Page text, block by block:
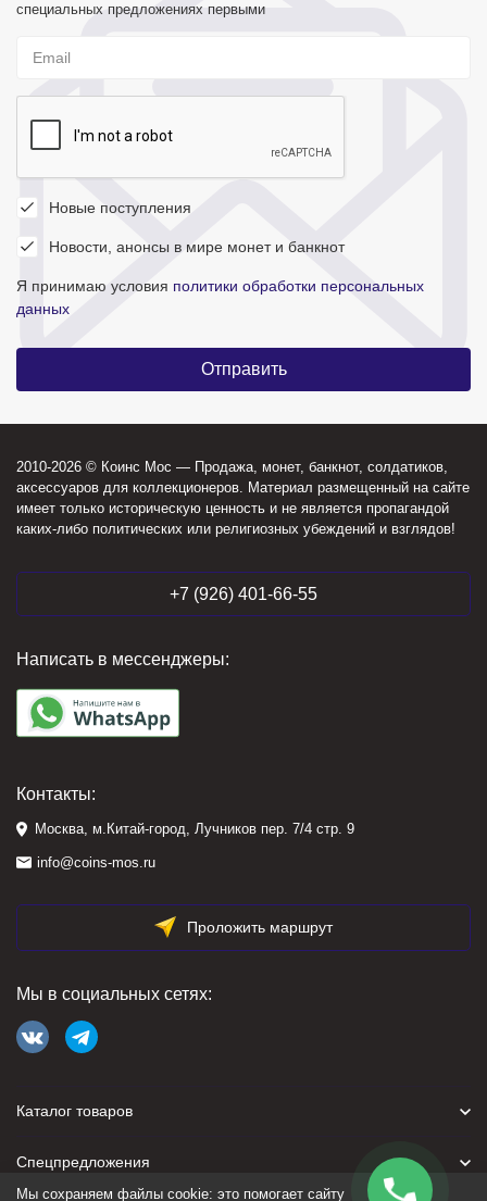
специальных предложениях первыми
Новые поступления
Новости, анонсы в мире монет и банкнот
Я принимаю условия политики обработки персональных
данных
2010-2026 © Коинс Мос — Продажа, монет, банкнот, солдатиков,
аксессуаров для коллекционеров. Материал размещенный на сайте
имеет только историческую ценность и не является пропагандой
каких-либо политических или религиозных убеждений и взглядов!
+7 (926) 401-66-55
Написать в мессенджеры:
Контакты:
Москва, м.Китай-город, Лучников пер. 7/4 стр. 9
info@coins-mos.ru
Проложить маршрут
Мы в социальных сетях:
Каталог товаров
Спецпредложения
Мы сохраняем файлы cookie: это помогает сайту